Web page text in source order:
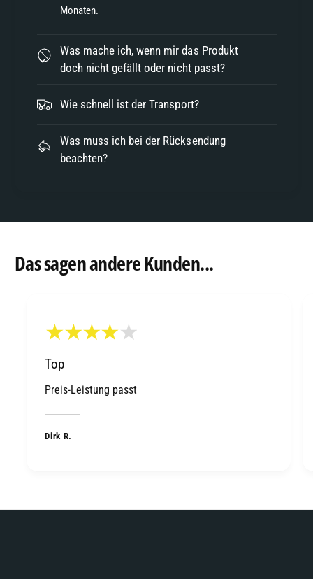
Monaten.
Was mache ich, wenn mir das Produkt
doch nicht gefällt oder nicht passt?
Wie schnell ist der Transport?
Was muss ich bei der Rücksendung
beachten?
Das sagen andere Kunden...
Top
Preis-Leistung passt
Dirk R.